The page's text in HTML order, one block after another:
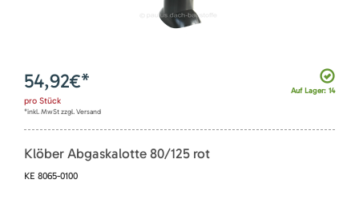
Auf Lager: 14
54,92€*
pro Stück
*inkl. MwSt zzgl. Versand
Klöber Abgaskalotte 80/125 rot
KE 8065-0100